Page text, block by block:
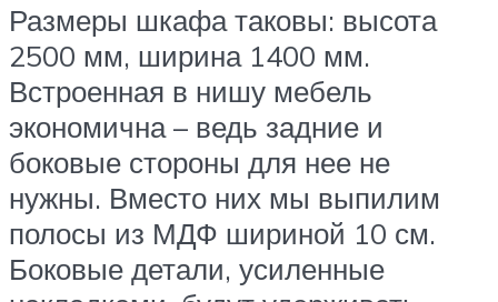
Размеры шкафа таковы: высота
2500 мм, ширина 1400 мм.
Встроенная в нишу мебель
экономична – ведь задние и
боковые стороны для нее не
нужны. Вместо них мы выпилим
полосы из МДФ шириной 10 см.
Боковые детали, усиленные